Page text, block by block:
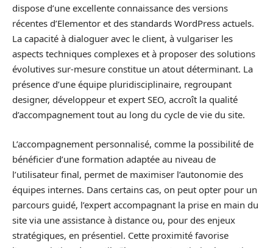
dispose d’une excellente connaissance des versions
récentes d’Elementor et des standards WordPress actuels.
La capacité à dialoguer avec le client, à vulgariser les
aspects techniques complexes et à proposer des solutions
évolutives sur-mesure constitue un atout déterminant. La
présence d’une équipe pluridisciplinaire, regroupant
designer, développeur et expert SEO, accroît la qualité
d’accompagnement tout au long du cycle de vie du site.
L’accompagnement personnalisé, comme la possibilité de
bénéficier d’une formation adaptée au niveau de
l’utilisateur final, permet de maximiser l’autonomie des
équipes internes. Dans certains cas, on peut opter pour un
parcours guidé, l’expert accompagnant la prise en main du
site via une assistance à distance ou, pour des enjeux
stratégiques, en présentiel. Cette proximité favorise